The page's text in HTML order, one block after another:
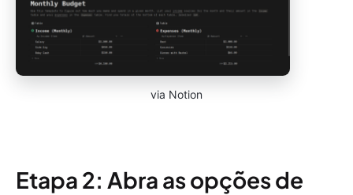
via Notion
Etapa 2: Abra as opções de